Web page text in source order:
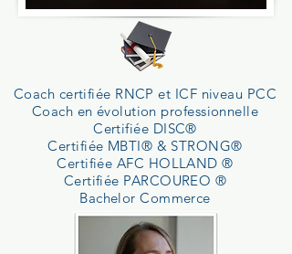
Coach certifiée RNCP et ICF niveau PCC
Coach en évolution professionnelle
Certifiée DISC®
Certifiée MBTI® & STRONG®
Certifiée AFC HOLLAND ®
Certifiée PARCOUREO ®
Bachelor Commerce